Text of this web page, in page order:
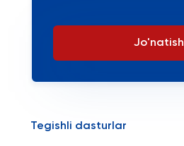
Jo'natish
Tegishli dasturlar